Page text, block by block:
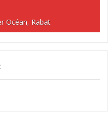
Océan, Rabat